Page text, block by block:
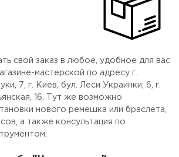
свой заказ в любое, удобное для вас
мастерской по адресу г.
7, г. Киев, бул. Леси Украинки, 6, г.
16. Тут же возможно
нового ремешка или браслета,
а также консультация по